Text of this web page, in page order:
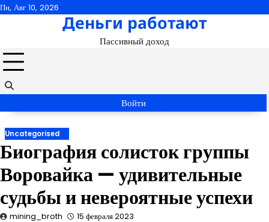
Перейти
Пн, Авг 10, 2026
Деньги работают
Пассивный доход
Войти
Uncategorised
Биография солисток группы
Воровайка — удивительные
судьбы и невероятные успехи
mining_broth 15 февраля 2023